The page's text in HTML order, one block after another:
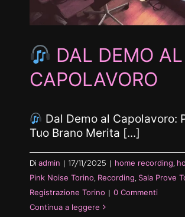
DAL DEMO AL
CAPOLAVORO
Dal Demo al Capolavoro:
Tuo Brano Merita [...]
Di admin | 17/11/2025 | home recording,
Pink Noise Torino, Recording, Sala Prove
Registrazione Torino | 0 Commenti
Continua a leggere